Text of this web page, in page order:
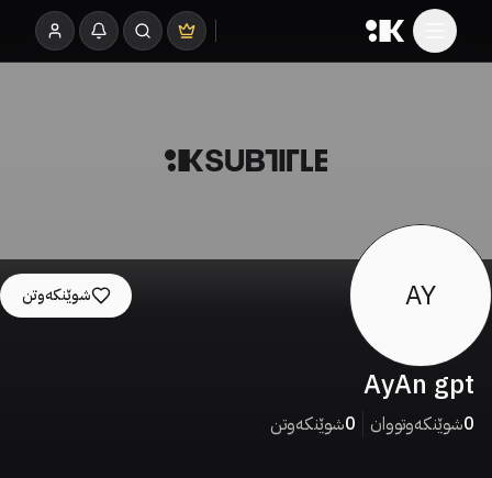
AY
AyAn gpt
0شوێنکەوتووان 0شوێنکەوتن
شوێنکەوتن